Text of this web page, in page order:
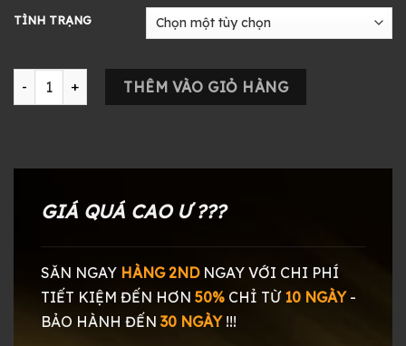
TÌNH TRẠNG
Tai Nghe In Ear Monitor Noble Zephyr số lượng
THÊM VÀO GIỎ HÀNG
GIÁ QUÁ CAO Ư ???
SĂN NGAY HÀNG 2NDNGAY VỚI CHI PHÍ
TIẾT KIỆM ĐẾN HƠN 50% CHỈ TỪ 10 NGÀY-
BẢO HÀNH ĐẾN 30 NGÀY!!!